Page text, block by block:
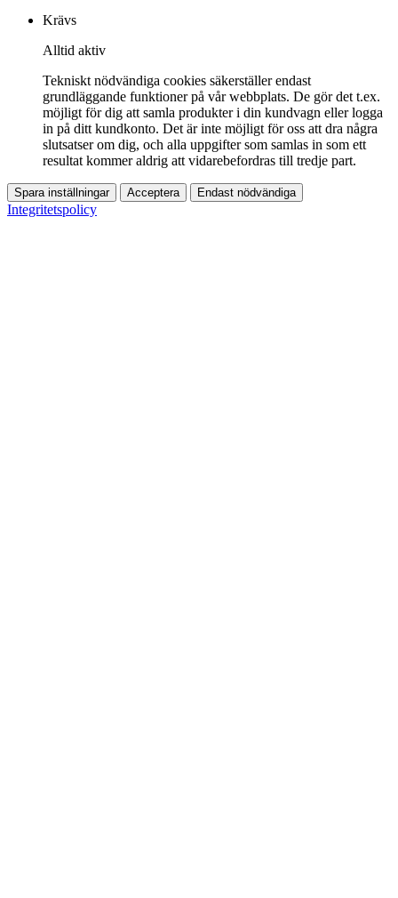
Krävs
Alltid aktiv
Tekniskt nödvändiga cookies säkerställer endast
grundläggande funktioner på vår webbplats. De gör det t.ex.
möjligt för dig att samla produkter i din kundvagn eller logga
in på ditt kundkonto. Det är inte möjligt för oss att dra några
slutsatser om dig, och alla uppgifter som samlas in som ett
resultat kommer aldrig att vidarebefordras till tredje part.
Spara inställningar Acceptera Endast nödvändiga
Integritetspolicy